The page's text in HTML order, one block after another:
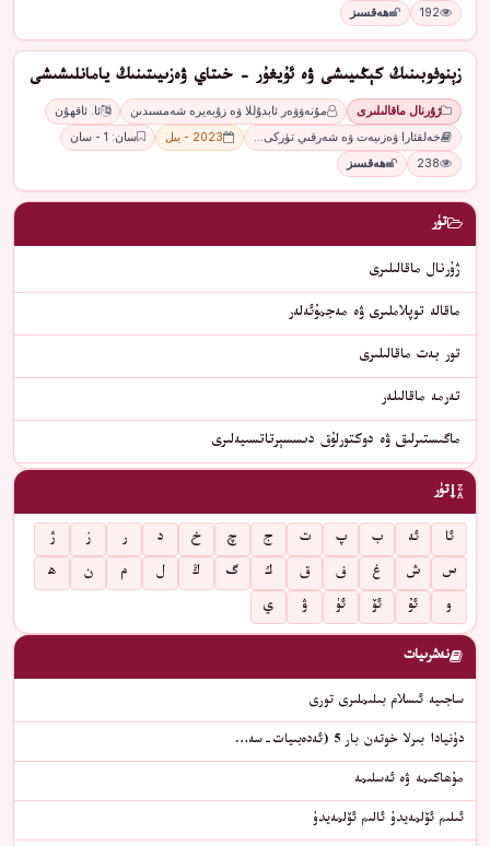
192 ھەقسىز
زېنوفوبىنىڭ كېڭىيىشى ۋە ئۇيغۇر - خىتاي ۋەزىيىتىنىڭ يامانلىشىشى
ژۇرنال ماقالىلىرى مۇنەۋۋەر ئابدۇللا ۋە زۇبەيرە شەمسىدىن
ئا. ئاقھۇن
خەلقئارا ۋەزىيەت ۋە شەرقىي تۈركى…
2023 - يىل
سان: 1 - سان
238
ھەقسىز
تۈر
ژۇرنال ماقالىلىرى
ماقالە توپلاملىرى ۋە مەجمۇئەلەر
تور بەت ماقالىلىرى
تەرمە ماقالىلەر
ماگىستىرلىق ۋە دوكتورلۇق دىسسېرتاتسىيەلىرى
تۈر
ئا ئە ب پ ت ج چ خ د ر ز
ژ
س
ش غ ف ق ك گ ڭ ل م ن
ھ
و
ئۇ ئۆ ئۈ ۋ ي
نەشرىيات
ساجىيە ئىسلام بىلىملىرى تورى
دۇنيادا بىرلا خوتەن بار 5 (ئەدەبىيات-سە…
مۇھاكىمە ۋە ئەسلىمە
ئىلىم ئۆلمەيدۇ ئالىم ئۆلمەيدۇ